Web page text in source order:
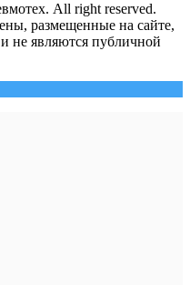
All right reserved.
размещенные на сайте,
не являются публичной